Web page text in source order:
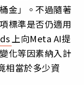
金」。不過隨著
標準是否仍適用
上向Meta AI提
化等因素納入計
相當於多少資